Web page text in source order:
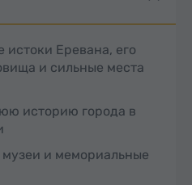
истоки Еревана, его
и сильные места
историю города в
и мемориальные